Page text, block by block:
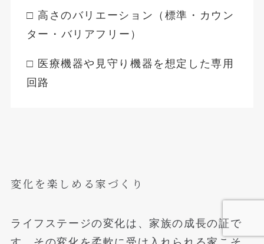
□ 高さのバリエーション（標準・カウン
ター・バリアフリー）
□ 医療機器や見守り機器を想定した専用
回路
変化を楽しめる家づくり
ライフステージの変化は、家族の成長の証で